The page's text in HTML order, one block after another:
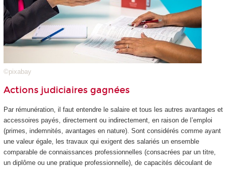
©pixabay
Actions judiciaires gagnées
Par rémunération, il faut entendre le salaire et tous les autres avantages et
accessoires payés, directement ou indirectement, en raison de l’emploi
(primes, indemnités, avantages en nature). Sont considérés comme ayant
une valeur égale, les travaux qui exigent des salariés un ensemble
comparable de connaissances professionnelles (consacrées par un titre,
un diplôme ou une pratique professionnelle), de capacités découlant de